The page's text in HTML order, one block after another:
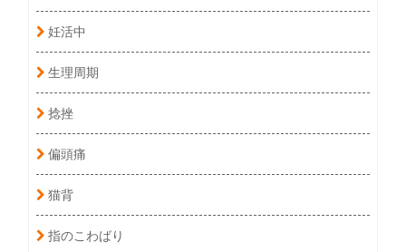
妊活中
生理周期
捻挫
偏頭痛
猫背
指のこわばり